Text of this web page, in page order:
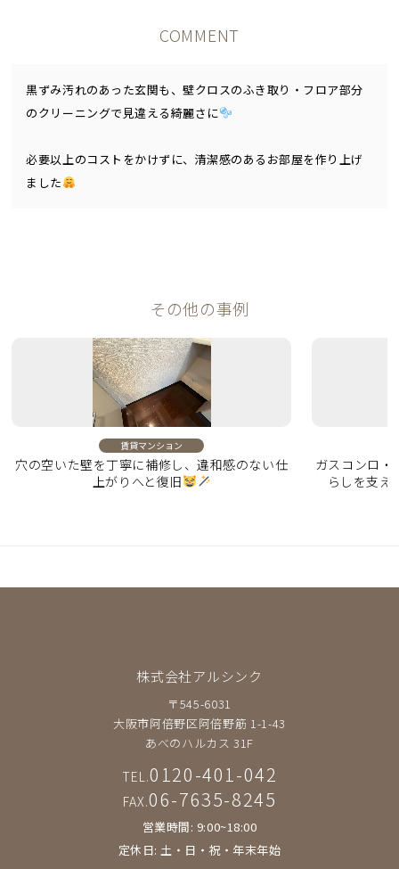
COMMENT
黒ずみ汚れのあった玄関も、壁クロスのふき取り・フロア部分
のクリーニングで見違える綺麗さに
必要以上のコストをかけずに、清潔感のあるお部屋を作り上げ
ました
その他の事例
賃貸マンション
穴の空いた壁を丁寧に補修し、違和感のない仕
上がりへと復旧
ガスコンロ・
らしを支え
株式会社アルシンク
〒545-6031
大阪市阿倍野区阿倍野筋 1-1-43
あべのハルカス 31F
TEL.0120-401-042
FAX.06-7635-8245
営業時間: 9:00~18:00
定休日: 土・日・祝・年末年始